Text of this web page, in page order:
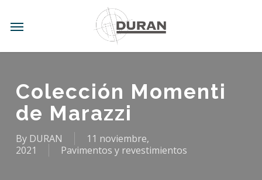
main
Menu
Colección Momenti
de Marazzi
By DURAN
11 noviembre,
2021
Pavimentos y revestimientos